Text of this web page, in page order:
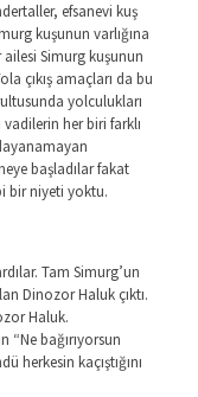
efsanevi kuş
kuşunun varlığına
Simurg kuşunun
çıkış amaçları da bu
yolculukları
her biri farklı
başladılar fakat
bir niyeti yoktu.
Tam Simurg’un
Dinozor Haluk çıktı.
Haluk.
“Ne bağırıyorsun
herkesin kaçıştığını